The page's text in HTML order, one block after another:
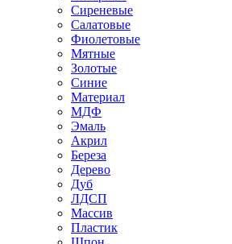
Сиреневые
Салатовые
Фиолетовые
Мятные
Золотые
Синие
Материал
МДФ
Эмаль
Акрил
Береза
Дерево
Дуб
ЛДСП
Массив
Пластик